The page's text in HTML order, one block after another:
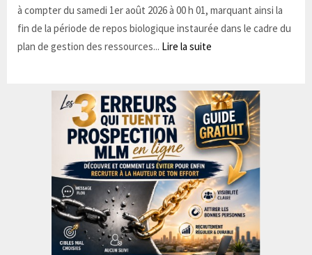
à compter du samedi 1er août 2026 à 00 h 01, marquant ainsi la
fin de la période de repos biologique instaurée dans le cadre du
plan de gestion des ressources... Lire la suite